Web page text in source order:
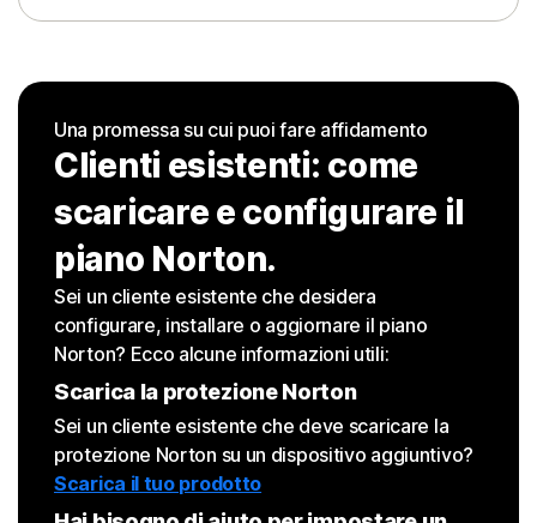
Una promessa su cui puoi fare affidamento
Clienti esistenti: come
scaricare e configurare il
piano Norton.
Sei un cliente esistente che desidera
configurare, installare o aggiornare il piano
Norton? Ecco alcune informazioni utili:
Scarica la protezione Norton
Sei un cliente esistente che deve scaricare la
protezione Norton su un dispositivo aggiuntivo?
Scarica il tuo prodotto